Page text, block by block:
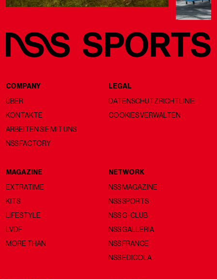
COMPANY
ÜBER
KONTAKTE
ARBEITEN SIE MIT UNS
NSS FACTORY
LEGAL
DATENSCHUTZRICHTLINIE
COOKIES VERWALTEN
MAGAZINE
EXTRATIME
KITS
LIFESTYLE
LVDF
MORE THAN
NETWORK
NSS MAGAZINE
NSS SPORTS
NSS G-CLUB
NSS GALLERIA
NSS FRANCE
NSS EDICOLA